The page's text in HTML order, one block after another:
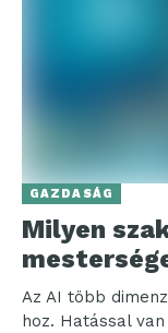
GAZDASÁG
Milyen
Az AI több
hoz. Hatással